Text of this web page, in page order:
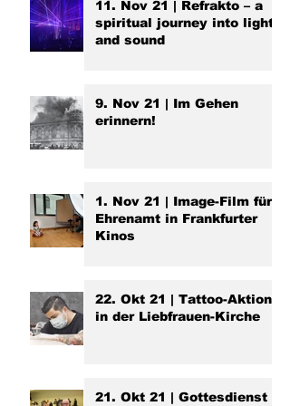
11. Nov 21 | Refrakto – a
spiritual journey into light
and sound
9. Nov 21 | Im Gehen
erinnern!
1. Nov 21 | Image-Film fürs
Ehrenamt in Frankfurter
Kinos
22. Okt 21 | Tattoo-Aktion
in der Liebfrauen-Kirche
21. Okt 21 | Gottesdienst